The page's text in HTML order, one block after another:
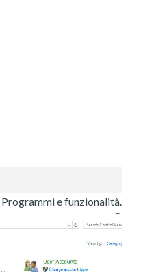
e funzionalità.